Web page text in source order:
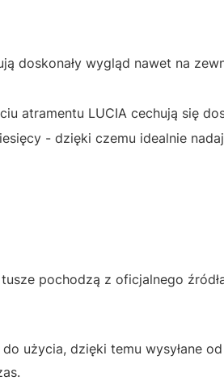
doskonały wygląd nawet na
atramentu LUCIA cechują się
- dzięki czemu idealnie
pochodzą z oficjalnego
użycia, dzięki temu wysyłane